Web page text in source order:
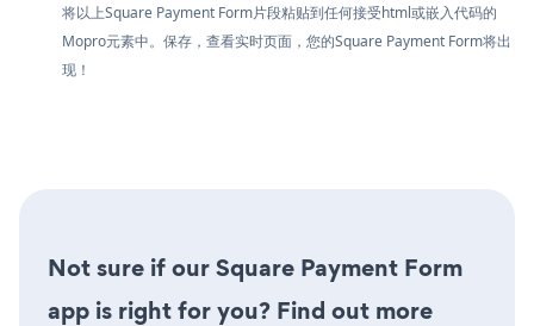
将以上Square Payment Form片段粘贴到任何接受html或嵌入代码的
Mopro元素中。保存，查看实时页面，您的Square Payment Form将出
现！
Not sure if our Square Payment Form
app is right for you? Find out more